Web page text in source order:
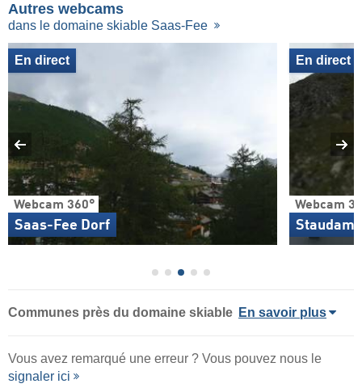
Autres webcams
dans le domaine skiable Saas-Fee
Webcam 360°
Saas-Fee Dorf
En direct
Webcam
En direct
Communes près du domaine skiable En savoir plus
Vous avez remarqué une erreur ? Vous pouvez nous le
signaler ici